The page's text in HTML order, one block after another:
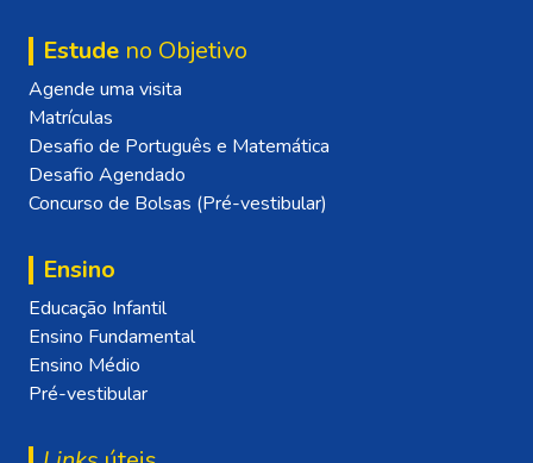
Estude no Objetivo
Agende uma visita
Matrículas
Desafio de Português e Matemática
Desafio Agendado
Concurso de Bolsas (Pré-vestibular)
Ensino
Educação Infantil
Ensino Fundamental
Ensino Médio
Pré-vestibular